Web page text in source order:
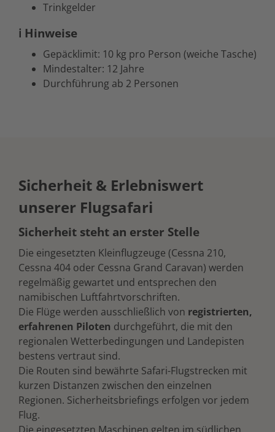
Trinkgelder
ℹ Hinweise
Gepäcklimit: 10 kg pro Person (weiche Tasche)
Mindestalter: 12 Jahre
Durchführung ab 2 Personen
Sicherheit & Erlebniswert
unserer Flugsafari
Sicherheit steht an erster Stelle
Die eingesetzten Kleinflugzeuge (Cessna 210,
Cessna 404 oder Cessna Grand Caravan) werden
regelmäßig gewartet und entsprechen den
namibischen Luftfahrtvorschriften.
Die Flüge werden ausschließlich von registrierten,
erfahrenen Piloten durchgeführt, die mit den
regionalen Wetterbedingungen und Landepisten
bestens vertraut sind.
Die Routen sind bewährte Safari-Flugstrecken mit
kurzen Distanzen zwischen den einzelnen
Regionen. Sicherheitsbriefings erfolgen vor jedem
Flug.